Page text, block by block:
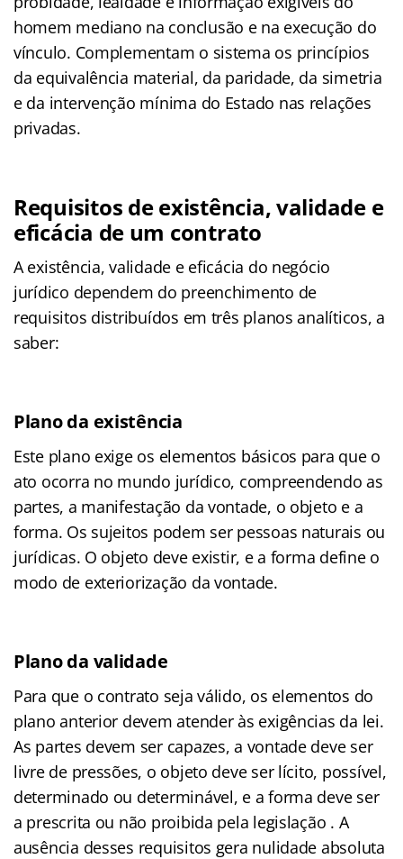
homem mediano na conclusão e na execução do
vínculo. Complementam o sistema os princípios
da equivalência material, da paridade, da simetria
e da intervenção mínima do Estado nas relações
privadas.
Requisitos de existência, validade e
eficácia de um contrato
A existência, validade e eficácia do negócio
jurídico dependem do preenchimento de
requisitos distribuídos em três planos analíticos, a
saber:
Plano da existência
Este plano exige os elementos básicos para que o
ato ocorra no mundo jurídico, compreendendo as
partes, a manifestação da vontade, o objeto e a
forma. Os sujeitos podem ser pessoas naturais ou
jurídicas. O objeto deve existir, e a forma define o
modo de exteriorização da vontade.
Plano da validade
Para que o contrato seja válido, os elementos do
plano anterior devem atender às exigências da lei.
As partes devem ser capazes, a vontade deve ser
livre de pressões, o objeto deve ser lícito, possível,
determinado ou determinável, e a forma deve ser
a prescrita ou não proibida pela legislação . A
ausência desses requisitos gera nulidade absoluta